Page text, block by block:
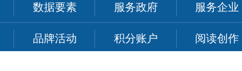
数据要素 服务政府 服务企业
品牌活动 积分账户 阅读创作